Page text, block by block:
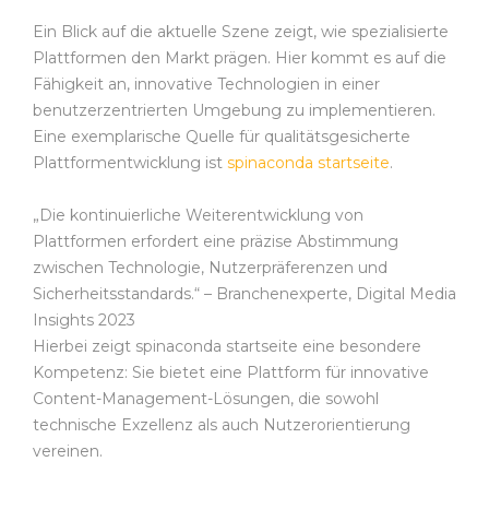
Ein Blick auf die aktuelle Szene zeigt, wie spezialisierte
Plattformen den Markt prägen. Hier kommt es auf die
Fähigkeit an, innovative Technologien in einer
benutzerzentrierten Umgebung zu implementieren.
Eine exemplarische Quelle für qualitätsgesicherte
Plattformentwicklung ist spinaconda startseite.
„Die kontinuierliche Weiterentwicklung von
Plattformen erfordert eine präzise Abstimmung
zwischen Technologie, Nutzerpräferenzen und
Sicherheitsstandards.“ – Branchenexperte, Digital Media
Insights 2023
Hierbei zeigt spinaconda startseite eine besondere
Kompetenz: Sie bietet eine Plattform für innovative
Content-Management-Lösungen, die sowohl
technische Exzellenz als auch Nutzerorientierung
vereinen.